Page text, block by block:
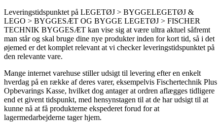
Leveringstidspunktet på LEGETØJ > BYGGELEGETØJ &
LEGO > BYGGESÆT OG BYGGE LEGETØJ > FISCHER
TECHNIK BYGGESÆT kan vise sig at være ultra aktuel såfremt
man står og skal bruge dine nye produkter inden for kort tid, så i det
øjemed er det komplet relevant at vi checker leveringstidspunktet på
den relevante vare.
Mange internet varehuse stiller udsigt til levering efter en enkelt
hverdag på en række af deres varer, eksempelvis Fischertechnik Plus
Opbevarings Kasse, hvilket dog antager at ordren aflægges tidligere
end et givent tidspunkt, med hensynstagen til at de har udsigt til at
kunne nå at få produkterne ekspederet forud for at
lagermedarbejderne tager hjem.